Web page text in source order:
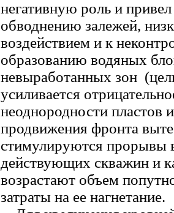
негативную роль и
обводнению залежей,
воздействием и к
образованию водяных
невыработанных зон
усиливается
неоднородности пластов
продвижения фронта
стимулируются прорывы
действующих скважин и
возрастают объем
затраты на ее нагнетание.